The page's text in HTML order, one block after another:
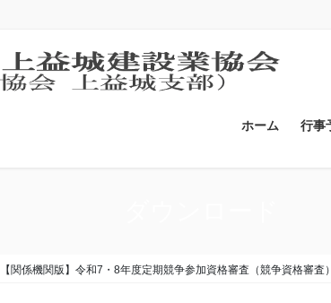
ホーム 行事
関係機関版】令和7・8年度定期競争参加資格審査（競争資格審査